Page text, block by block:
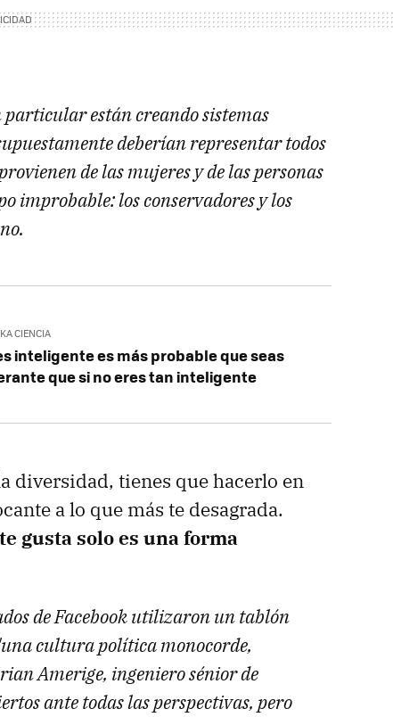
particular están creando sistemas
deberían representar todos
de las mujeres y de las personas
improbable: los conservadores y los
CIENCIA
inteligente es más probable que seas
que si no eres tan inteligente
diversidad, tienes que hacerlo en
a lo que más te desagrada.
gusta solo es una forma
de Facebook utilizaron un tablón
cultura política monocorde,
Amerige, ingeniero sénior de
ante todas las perspectivas, pero